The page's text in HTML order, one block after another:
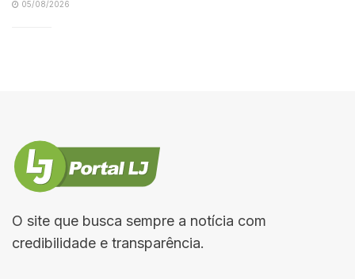
05/08/2026
O site que busca sempre a notícia com
credibilidade e transparência.